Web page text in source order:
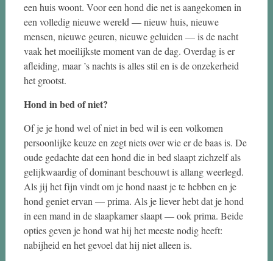
een huis woont. Voor een hond die net is aangekomen in
een volledig nieuwe wereld — nieuw huis, nieuwe
mensen, nieuwe geuren, nieuwe geluiden — is de nacht
vaak het moeilijkste moment van de dag. Overdag is er
afleiding, maar ’s nachts is alles stil en is de onzekerheid
het grootst.
Hond in bed of niet?
Of je je hond wel of niet in bed wil is een volkomen
persoonlijke keuze en zegt niets over wie er de baas is. De
oude gedachte dat een hond die in bed slaapt zichzelf als
gelijkwaardig of dominant beschouwt is allang weerlegd.
Als jij het fijn vindt om je hond naast je te hebben en je
hond geniet ervan — prima. Als je liever hebt dat je hond
in een mand in de slaapkamer slaapt — ook prima. Beide
opties geven je hond wat hij het meeste nodig heeft:
nabijheid en het gevoel dat hij niet alleen is.